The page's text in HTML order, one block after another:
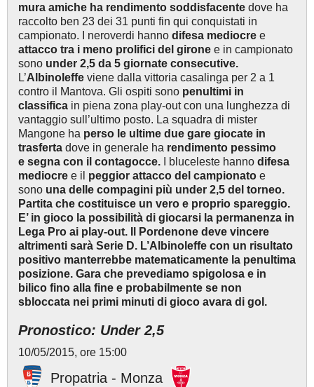
mura amiche ha rendimento soddisfacente dove ha
raccolto ben 23 dei 31 punti fin qui conquistati in
campionato. I neroverdi hanno difesa mediocre e
attacco tra i meno prolifici del girone e in campionato
sono under 2,5 da 5 giornate consecutive.
L’Albinoleffe viene dalla vittoria casalinga per 2 a 1
contro il Mantova. Gli ospiti sono penultimi in
classifica in piena zona play-out con una lunghezza di
vantaggio sull’ultimo posto. La squadra di mister
Mangone ha perso le ultime due gare giocate in
trasferta dove in generale ha rendimento pessimo
e segna con il contagocce. I bluceleste hanno difesa
mediocre e il peggior attacco del campionato e
sono una delle compagini più under 2,5 del torneo.
Partita che costituisce un vero e proprio spareggio.
E’ in gioco la possibilità di giocarsi la permanenza in
Lega Pro ai play-out. Il Pordenone deve vincere
altrimenti sarà Serie D. L’Albinoleffe con un risultato
positivo manterrebbe matematicamente la penultima
posizione. Gara che prevediamo spigolosa e in
bilico fino alla fine e probabilmente se non
sbloccata nei primi minuti di gioco avara di gol.
Pronostico: Under 2,5
10/05/2015, ore 15:00
Propatria - Monza